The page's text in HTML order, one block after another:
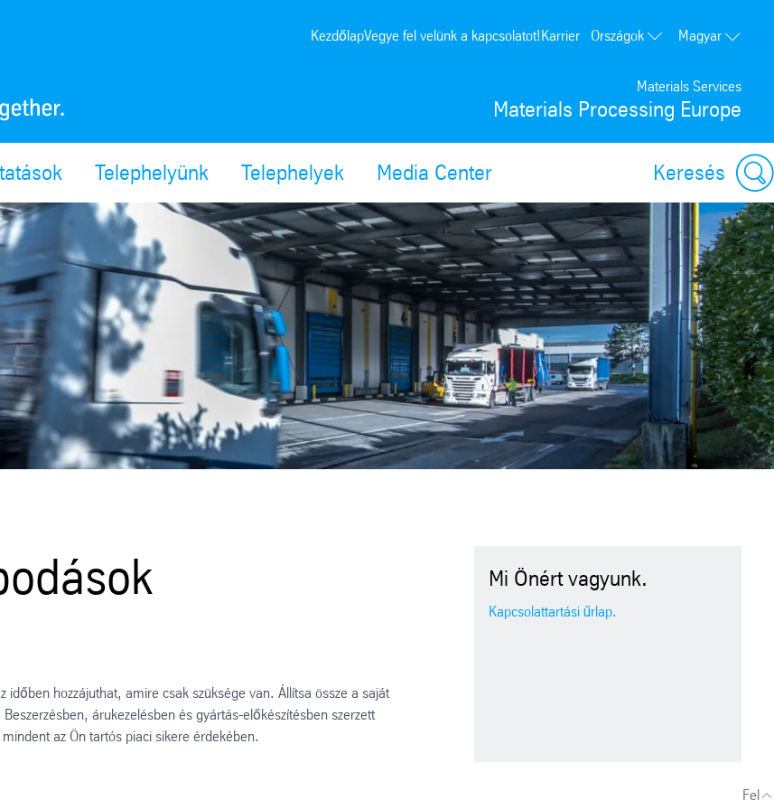
Materials Services
Materials Processing Europe
KezdőlapVegye fel velünk a kapcsolatot! Karrier
Országok
Egyesült Államok
Magyar
Telephelyünk Telephelyek Media Center Keresés
hozzájuthat, amire csak szüksége van. Állítsa össze a saját
árukezelésben és gyártás-előkészítésben szerzett
az Ön tartós piaci sikere érdekében.
Mi Önért vagyunk.
Kapcsolattartási űrlap.
Fel